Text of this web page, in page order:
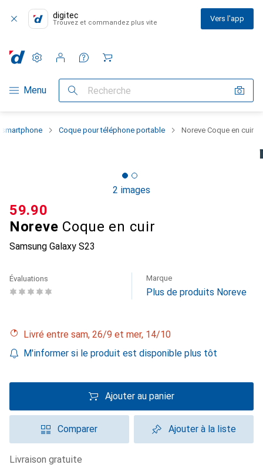
digitec
Trouvez et commandez plus vite Vers l'app
Navigation par catégorie
Menu Recherche
Paramètres
Compte client
Listes de comparaison
Listes d'envies
Panier
Coque pour téléphone portable Noreve Coque en cuir
2 images
Noreve Coque en cuir
Samsung Galaxy S23
CHF
59.90
Évaluations Marque
Plus de produits Noreve
Livré entre sam, 26/9 et mer, 14/10
M'informer si le produit est disponible plus tôt
Ajouter au panier
Comparer Ajouter à la liste
livraison gratuite